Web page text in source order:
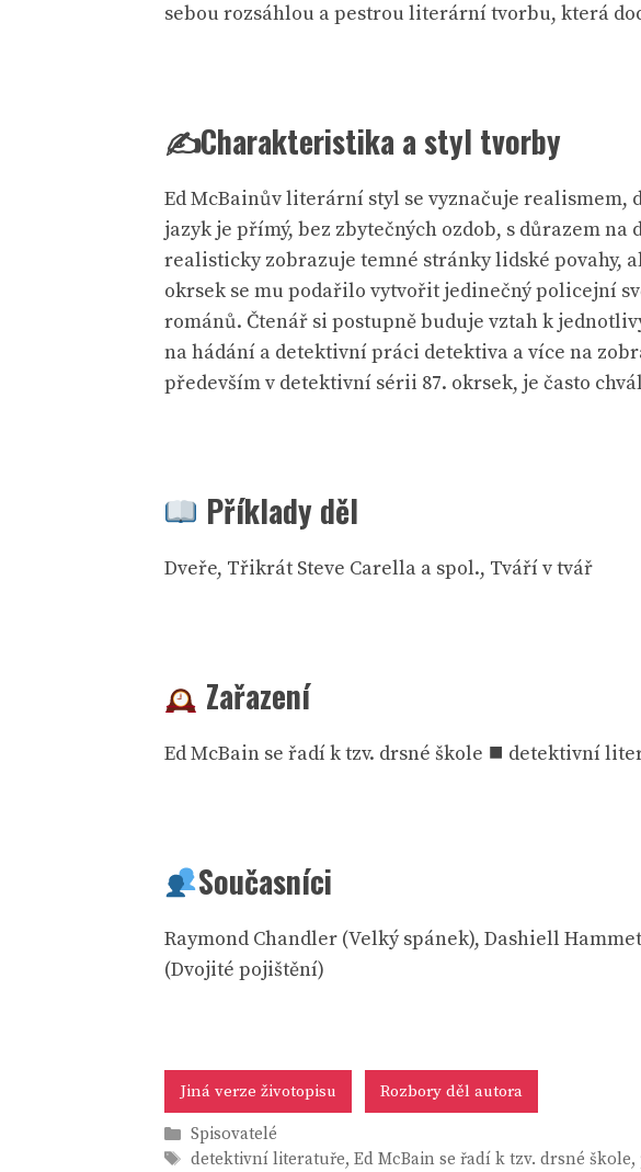
sebou rozsáhlou a pestrou literární tvorbu, která
✍️Charakteristika a styl tvorby
Ed McBainův literární styl se vyznačuje realismem,
jazyk je přímý, bez zbytečných ozdob, s důrazem
realisticky zobrazuje temné stránky lidské povahy,
okrsek se mu podařilo vytvořit jedinečný policejní
románů. Čtenář si postupně buduje vztah k
na hádání a detektivní práci detektiva a více na
především v detektivní sérii 87. okrsek, je často
Příklady děl
Dveře, Třikrát Steve Carella a spol., Tváří v tvář
Zařazení
Ed McBain se řadí k tzv. drsné škole ⯀ detektivní
Současníci
Raymond Chandler (Velký spánek), Dashiell
(Dvojité pojištění)
Jiná verze životopisu Rozbory děl autora
Rubriky
Spisovatelé
Štítky
detektivní literatuře, Ed McBain se řadí k tzv. drsné škole,